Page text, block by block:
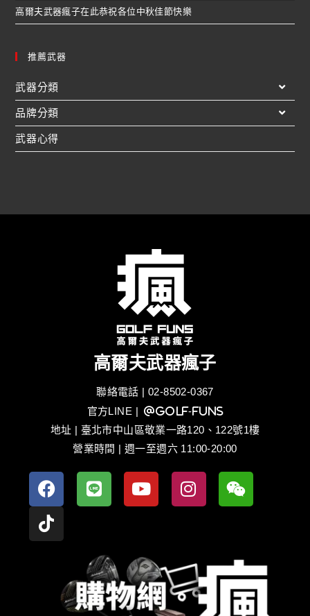
高爾夫武器瘋子在此恭祝各位中秋佳節快樂
推薦武器
武器分類
品牌分類
武器心得
高爾夫武器瘋子
聯絡電話 | 02-8502-0367
官方LINE | @golf-funs
地址 | 臺北市中山區敬業一路120、122號1樓
營業時間 | 週一至週六 11:00-20:00